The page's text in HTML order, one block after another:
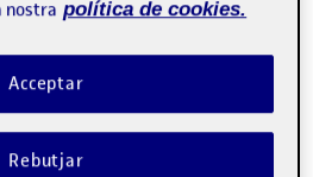
nostra política de cookies.
Rebutjar
Acceptar